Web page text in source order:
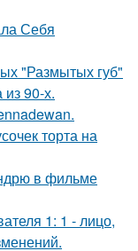
Себя
"Размытых губ"
из 90-х.
торта на
в фильме
1: 1 - лицо,